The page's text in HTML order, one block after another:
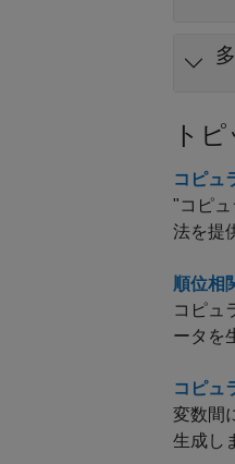
ト
コピュ
"コピ
法を提
順位相
コピュ
ータを
コピュ
変数間
生成し